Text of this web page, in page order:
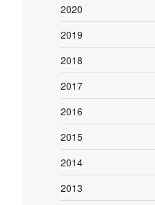
2020
2019
2018
2017
2016
2015
2014
2013